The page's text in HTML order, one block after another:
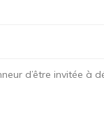
d’être invitée